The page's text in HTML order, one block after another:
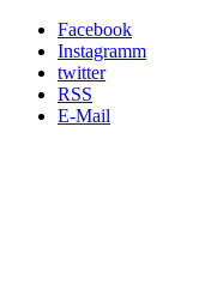
Facebook
Instagramm
twitter
RSS
E-Mail